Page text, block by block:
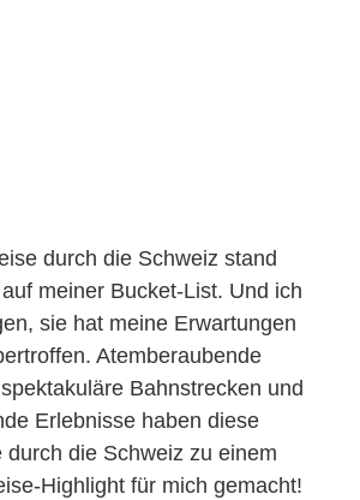
durch die Schweiz stand
meiner Bucket-List. Und ich
sie hat meine Erwartungen
Atemberaubende
Bahnstrecken und
Erlebnisse haben diese
durch die Schweiz zu einem
Highlight für mich gemacht!